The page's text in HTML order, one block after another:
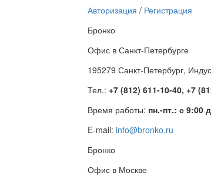
Авторизация / Регистрация
Бронко
Офис в Санкт-Петербурге
195279 Санкт-Петербург,
Тел.: +7 (812) 611-10-40, +7
Время работы: пн.-пт.: с 9:00
E-mail: info@bronko.ru
Бронко
Офис в Москве